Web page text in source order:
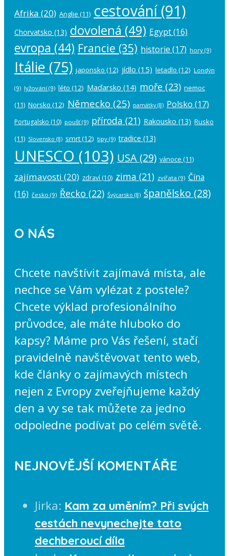
Afrika (20) Anglie (11) cestování(91)
Chorvatsko (13) dovolená (49) Egypt(16)
evropa (44) Francie (35) historie (17) hory (9)
Itálie (75) japonsko (12) jídlo (15) letadlo (12) Londýn
(9) lyžování (9) léto (12) Maďarsko (14) moře (23) nemoc
(11) Norsko (12) Německo (25) památky(8) Polsko (17)
Portugalsko (10) poušť(9) příroda (21) Rakousko (13) Rusko
(11) Slovensko (8) smrt(12) tipy (9) tradice (13)
UNESCO (103) USA (29) vánoce (11)
zajímavosti (20) zdraví (10) zima (21) zvířata (9) Čína
(16) česko (9) Řecko (22) Švýcarsko (8) španělsko (28)
O NÁS
Chcete navštívit zajímavá místa, ale
nechce se Vám vylézat z postele?
Chcete výklad profesionálního
průvodce, ale máte hluboko do
kapsy? Máme pro Vás řešení, stačí
pravidelně navštěvovat tento web,
kde články o zajímavých místech
nejen z Evropy zveřejňujeme každý
den a vy se tak můžete za jedno
odpoledne podívat po celém světě.
NEJNOVĚJŠÍ KOMENTÁŘE
Jirka: Kam za uměním? Při svých
cestách nevynechejte tato
dechberoucí díla